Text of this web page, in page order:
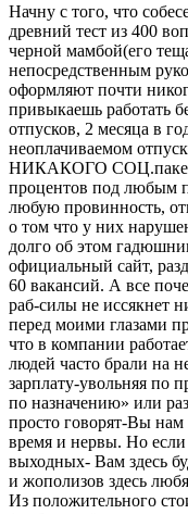
Начну с того, что
древний тест из 400
черной мамбой(его
непосредственным
оформляют почти
привыкаешь работать
отпусков, 2 месяца в
неоплачиваемом
НИКАКОГО
процентов под любым
любую провинность,
о том что у них
долго об этом
официальный сайт,
60 вакансий. А все
раб-силы не иссякнет
перед моими глазами
что в компании
людей часто брали на
зарплату-увольняя по
по назначению» или
просто говорят-Вы нам
время и нервы. Но если
выходных- Вам здесь
и жополизов здесь
Из положительного